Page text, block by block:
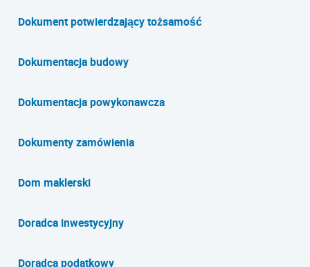
Dokument potwierdzający tożsamość
Dokumentacja budowy
Dokumentacja powykonawcza
Dokumenty zamówienia
Dom maklerski
Doradca inwestycyjny
Doradca podatkowy